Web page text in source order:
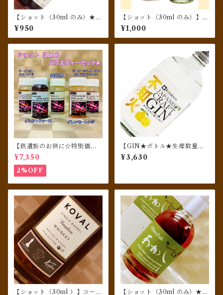
【ショット（30ml のみ）★シ
ェリー樽熟成】インチガワー
[2011] 13年 1st フィル オロロ
ソシェリー バット 100プルー
ナトリー
¥950
【ショット（30ml のみ）】 L
agg Kilmory Edition（ラグ
キルモリー エディション）
¥1,000
【鉄道旅のお供に☆特別価格
でご提供】 ショット（30ml
瓶）バラエティ５点セットA
¥7,350
2%OFF
【GIN★ボトル★生産数量限
定品】黄桜 ジャパニーズクラ
フトジン不知火
¥3,630
【ショット（30ml ）】コーヴ 【ショット（30ml のみ）★珍